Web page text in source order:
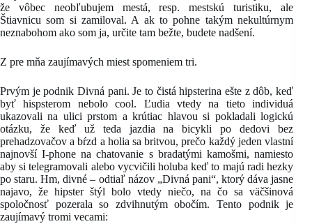
že vôbec neobľubujem mestá, resp. mestskú turistiku, ale
Štiavnicu som si zamiloval. A ak to pohne takým nekultúrnym
neznabohom ako som ja, určite tam bežte, budete nadšení.
Z pre mňa zaujímavých miest spomeniem tri.
Prvým je podnik Divná pani. Je to čistá hipsterina ešte z dôb, keď
byť hispsterom nebolo cool. Ľudia vtedy na tieto individuá
ukazovali na ulici prstom a krútiac hlavou si pokladali logickú
otázku, že keď už teda jazdia na bicykli po dedovi bez
prehadzovačov a bŕzd a holia sa britvou, prečo každý jeden vlastní
najnovší I-phone na chatovanie s bradatými kamošmi, namiesto
aby si telegramovali alebo vycvičili holuba keď to majú radi hezky
po staru. Hm, divné – odtiaľ názov „Divná pani“, ktorý dáva jasne
najavo, že hipster štýl bolo vtedy niečo, na čo sa väčšinová
spoločnosť pozerala so zdvihnutým obočím. Tento podnik je
zaujímavý tromi vecami: